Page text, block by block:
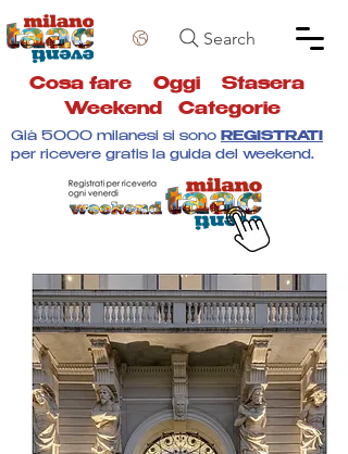
Search
Cosa fare Oggi Stasera
Weekend
Categorie
Già 5000 milanesi si sono REGISTRATI
per ricevere gratis la guida del weekend.